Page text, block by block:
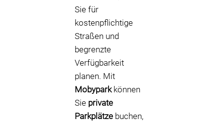
Sie für
kostenpflichtige
Straßen und
begrenzte
Verfügbarkeit
planen. Mit
Mobyparkkönnen
Sie private
Parkplätze buchen,